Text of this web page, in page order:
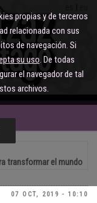
transformar el mundo
07 OCT, 2019 - 10:10
propias y de terceros
relacionada con sus
de navegación. Si
su uso. De todas
el navegador de tal
archivos.